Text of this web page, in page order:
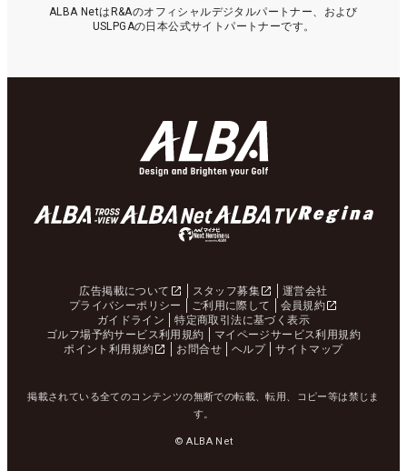
ALBA NetはR&Aのオフィシャルデジタルパートナー、および
USLPGAの日本公式サイトパートナーです。
広告掲載について スタッフ募集
運営会社
プライバシーポリシー
ご利用に際して
会員規約
ガイドライン
特定商取引法に基づく表示
ゴルフ場予約サービス利用規約
マイページサービス利用規約
ポイント利用規約
お問合せ ヘルプ サイトマップ
掲載されている全てのコンテンツの無断での転載、転用、コピー等は禁じま
す。
© ALBA Net